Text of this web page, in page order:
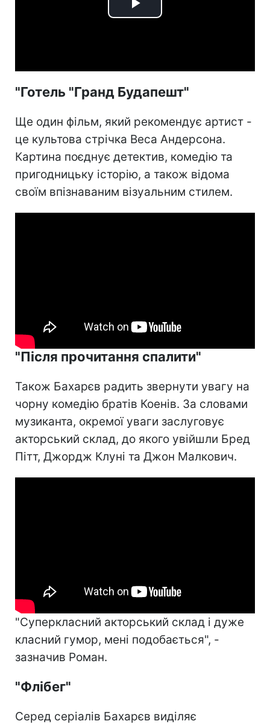
Play
"Готель "Гранд Будапешт"
Ще один фільм, який рекомендує артист -
це культова стрічка Веса Андерсона.
Картина поєднує детектив, комедію та
пригодницьку історію, а також відома
своїм впізнаваним візуальним стилем.
"Після прочитання спалити"
Також Бахарєв радить звернути увагу на
чорну комедію братів Коенів. За словами
музиканта, окремої уваги заслуговує
акторський склад, до якого увійшли Бред
Пітт, Джордж Клуні та Джон Малкович.
"Суперкласний акторський склад і дуже
класний гумор, мені подобається", -
зазначив Роман.
"Флібег"
Серед серіалів Бахарєв виділяє